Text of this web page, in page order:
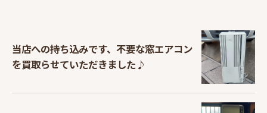
当店への持ち込みです、不要な窓エアコン
を買取らせていただきました♪